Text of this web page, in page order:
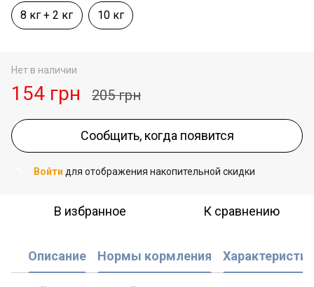
8 кг + 2 кг 10 кг
Нет в наличии
154 грн 205 грн
Сообщить, когда появится
Войти для отображения накопительной скидки
В избранное К сравнению
Описание Нормы кормления